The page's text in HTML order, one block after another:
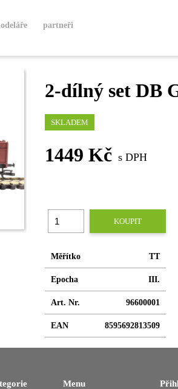
partneři
2-dílný set DB
SKLADEM
1449 Kč s DPH
KOUPIT
Měřítko TT
Epocha III.
Art. Nr. 96600001
EAN 8595692813509
Menu